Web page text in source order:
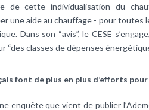
de cette individualisation du
une aide au chauffage - pour toutes
Dans son “avis”, le CESE
“des classes de dépenses
font de plus en plus d’efforts
enquête que vient de publier l’